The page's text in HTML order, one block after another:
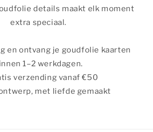
details maakt elk moment
extra speciaal.
en ontvang je goudfolie kaarten
1–2 werkdagen.
verzending vanaf €50
met liefde gemaakt